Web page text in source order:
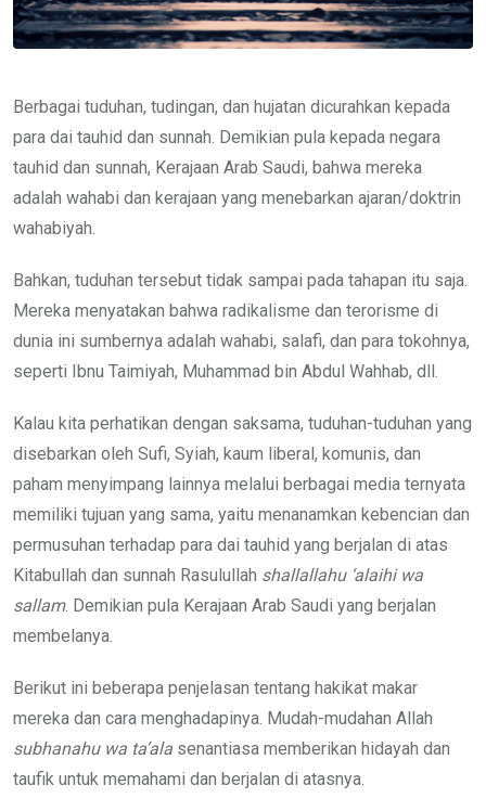
Berbagai tuduhan, tudingan, dan hujatan dicurahkan kepada
para dai tauhid dan sunnah. Demikian pula kepada negara
tauhid dan sunnah, Kerajaan Arab Saudi, bahwa mereka
adalah wahabi dan kerajaan yang menebarkan ajaran/doktrin
wahabiyah.
Bahkan, tuduhan tersebut tidak sampai pada tahapan itu saja.
Mereka menyatakan bahwa radikalisme dan terorisme di
dunia ini sumbernya adalah wahabi, salafi, dan para tokohnya,
seperti Ibnu Taimiyah, Muhammad bin Abdul Wahhab, dll.
Kalau kita perhatikan dengan saksama, tuduhan-tuduhan yang
disebarkan oleh Sufi, Syiah, kaum liberal, komunis, dan
paham menyimpang lainnya melalui berbagai media ternyata
memiliki tujuan yang sama, yaitu menanamkan kebencian dan
permusuhan terhadap para dai tauhid yang berjalan di atas
Kitabullah dan sunnah Rasulullah shallallahu ‘alaihi wa
sallam. Demikian pula Kerajaan Arab Saudi yang berjalan
membelanya.
Berikut ini beberapa penjelasan tentang hakikat makar
mereka dan cara menghadapinya. Mudah-mudahan Allah
subhanahu wa ta’ala senantiasa memberikan hidayah dan
taufik untuk memahami dan berjalan di atasnya.